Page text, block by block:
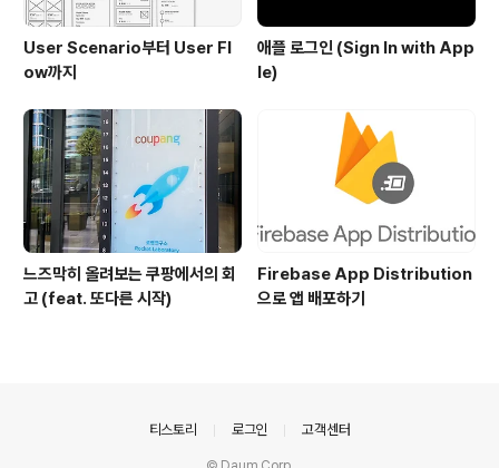
User Scenario부터 User Fl
ow까지
애플 로그인 (Sign In with App
le)
느즈막히 올려보는 쿠팡에서의 회
고 (feat. 또다른 시작)
Firebase App Distribution
으로 앱 배포하기
티스토리 로그인 고객센터